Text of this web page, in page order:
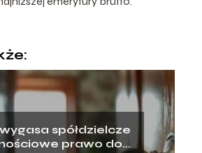
spółdzielcze
prawo do